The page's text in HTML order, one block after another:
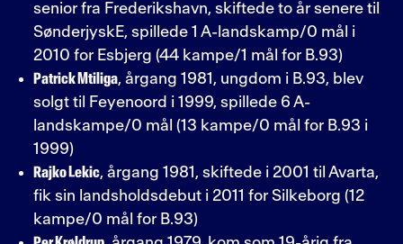
senior fra Frederikshavn, skiftede to år senere til
SønderjyskE, spillede 1 A-landskamp/0 mål i
2010 for Esbjerg (44 kampe/1 mål for B.93)
Patrick Mtiliga, årgang 1981, ungdom i B.93, blev
solgt til Feyenoord i 1999, spillede 6 A-
landskampe/0 mål (13 kampe/0 mål for B.93 i
1999)
Rajko Lekic, årgang 1981, skiftede i 2001 til Avarta,
fik sin landsholdsdebut i 2011 for Silkeborg (12
kampe/0 mål for B.93)